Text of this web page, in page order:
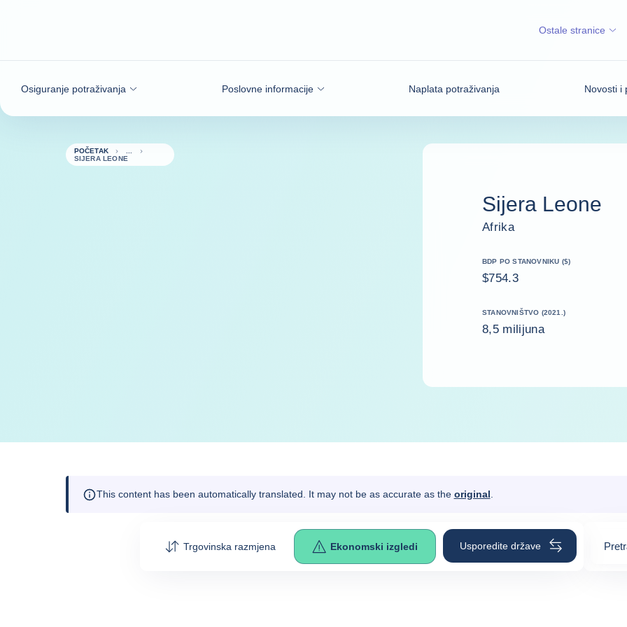
Osiguranje potraživanja Poslovne informacije Naplata potraživanja Novosti i
Ostale stranice
POČETAK
SIJERA LEONE
Sijera Leone
Afrika
BDP PO STANOVNIKU ($)
$754.3
STANOVNIŠTVO (2021.)
8,5 milijuna
This content has been automatically translated. It may not be as accurate as the original
Trgovinska razmjena Ekonomski izgledi Usporedite države